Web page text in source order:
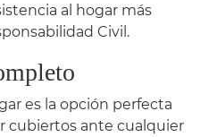
al hogar más
Civil.
es la opción perfecta
cubiertos ante cualquier